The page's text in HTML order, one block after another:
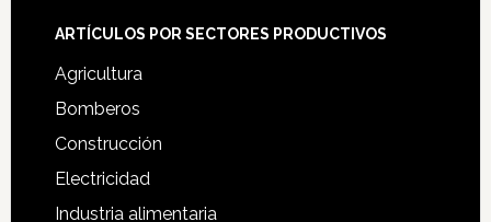
ARTÍCULOS POR SECTORES PRODUCTIVOS
Agricultura
Bomberos
Construcción
Electricidad
Industria alimentaria